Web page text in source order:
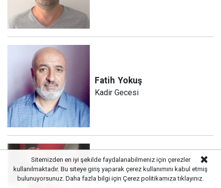
Fatih Yokuş
Kadir Gecesi
Oktay Güvener
Sitemizden en iyi şekilde faydalanabilmeniz için çerezler
kullanılmaktadır. Bu siteye giriş yaparak çerez kullanımını kabul etmiş
bulunuyorsunuz. Daha fazla bilgi için Çerez politikamıza tıklayınız.